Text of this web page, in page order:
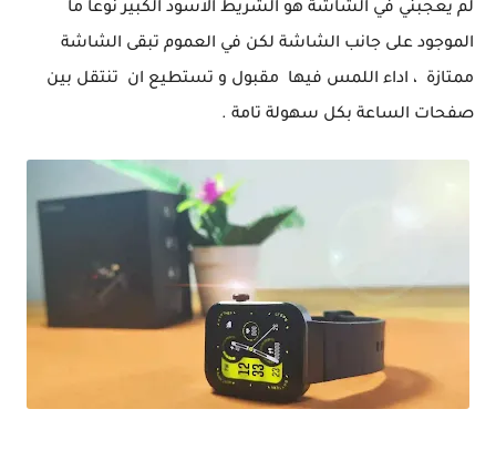
لم يعجبني في الشاشة هو الشريط الاسود الكبير نوعا ما
الموجود على جانب الشاشة لكن في العموم تبقى الشاشة
ممتازة ، اداء اللمس فيها مقبول و تستطيع ان تنتقل بين
صفحات الساعة بكل سهولة تامة .